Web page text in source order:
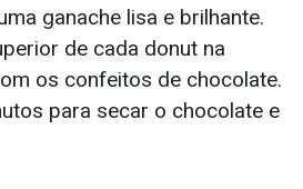
ganache lisa e brilhante.
de cada donut na
os confeitos de chocolate.
para secar o chocolate e